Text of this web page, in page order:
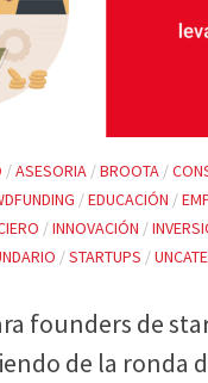
/ASESORIA /BROOTA /
/EDUCACIÓN /
/INNOVACIÓN /
/STARTUPS /
founders de
de la ronda